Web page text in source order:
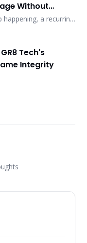
Without
happening, a recurring
important:
is whether
controls around
exits. In 2026,
control is
Tech's
Integrity